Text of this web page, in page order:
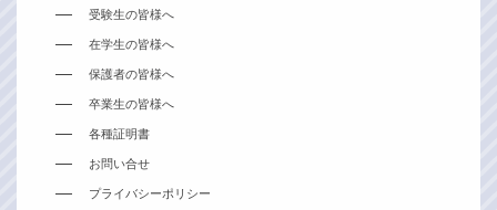
受験生の皆様へ
在学生の皆様へ
保護者の皆様へ
卒業生の皆様へ
各種証明書
お問い合せ
プライバシーポリシー